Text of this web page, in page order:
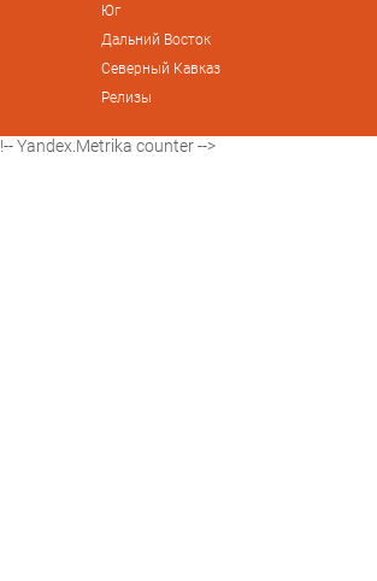
Юг
Дальний Восток
Северный Кавказ
Релизы
!-- Yandex.Metrika counter -->